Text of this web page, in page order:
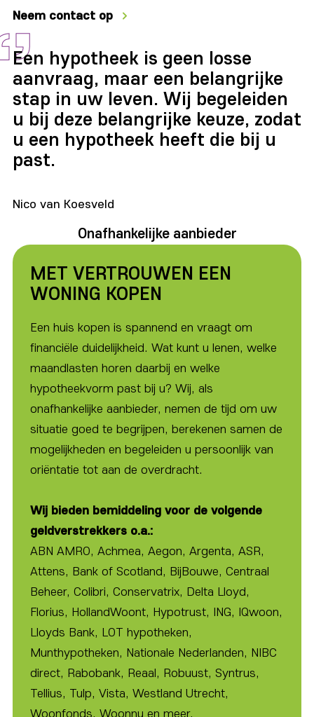
Neem contact op
Een hypotheek is geen losse
aanvraag, maar een belangrijke
stap in uw leven. Wij begeleiden
u bij deze belangrijke keuze, zodat
u een hypotheek heeft die bij u
past.
Nico van Koesveld
Onafhankelijke aanbieder
MET VERTROUWEN EEN
WONING KOPEN
Een huis kopen is spannend en vraagt om
financiële duidelijkheid. Wat kunt u lenen, welke
maandlasten horen daarbij en welke
hypotheekvorm past bij u? Wij, als
onafhankelijke aanbieder, nemen de tijd om uw
situatie goed te begrijpen, berekenen samen de
mogelijkheden en begeleiden u persoonlijk van
oriëntatie tot aan de overdracht.
Wij bieden bemiddeling voor de volgende
geldverstrekkers o.a.:
ABN AMRO, Achmea, Aegon, Argenta, ASR,
Attens, Bank of Scotland, BijBouwe, Centraal
Beheer, Colibri, Conservatrix, Delta Lloyd,
Florius, HollandWoont, Hypotrust, ING, IQwoon,
Lloyds Bank, LOT hypotheken,
Munthypotheken, Nationale Nederlanden, NIBC
direct, Rabobank, Reaal, Robuust, Syntrus,
Tellius, Tulp, Vista, Westland Utrecht,
Woonfonds, Woonnu en meer.